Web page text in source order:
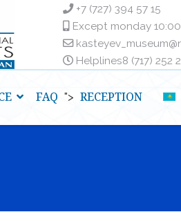
+7 (727) 394 57 15
Except monday
Helplinesㅤ8 (717) 252
FAQ "> RECEPTION